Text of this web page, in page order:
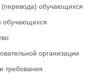
обучающихся
обучающихся
организации
требования